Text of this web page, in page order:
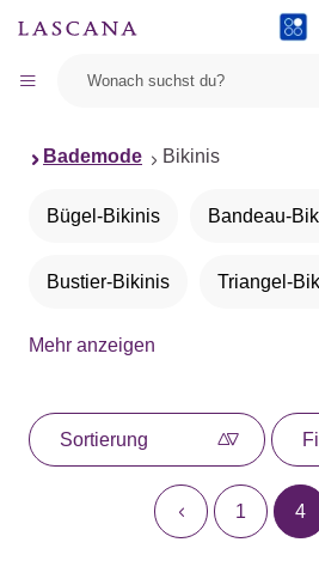
Bademode Bikinis
Bügel-Bikinis Bandeau-
Bustier-Bikinis Triangel-
Push-up-Bikinis
Bügel-Bandeau-Bikinis
Mehr anzeigen
Sortierung
1 4